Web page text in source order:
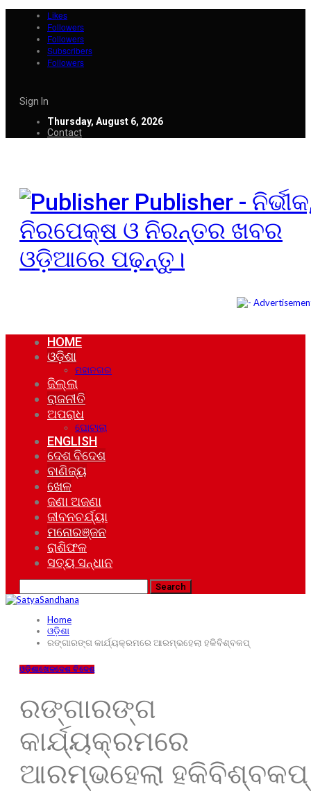
Likes
Followers
Followers
Subscribers
Followers
Sign In
Thursday, August 6, 2026
Contact
Publisher -
ନିରପେକ୍ଷ ଓ ନିରନ୍ତର ଖବର
ଓଡ଼ିଆରେ ପଢ଼ନ୍ତୁ।
HOME
ଓଡ଼ିଶା
ମହାନଗର
ଜିଲ୍ଲା
ରାଜନୀତି
ଅପରାଧ
ଘୋଟାଲା
ENGLISH
ଦେଶ ବିଦେଶ
ବାଣିଜ୍ୟ
ଖେଳ
ଜଣା ଅଜଣା
ଜୀବନଚର୍ଯ୍ୟା
ମନୋରଞ୍ଜନ
ରାଶିଫଳ
ସତ୍ୟ ସନ୍ଧାନ
Home
ଓଡ଼ିଶା
ରଙ୍ଗାରଙ୍ଗ କାର୍ଯ୍ୟକ୍ରମରେ ଆରମ୍ଭହେଲା ହକିବିଶ୍ବକପ୍
ଓଡ଼ିଶାଖେଳଦେଶ ବିଦେଶ
ରଙ୍ଗାରଙ୍ଗ
କାର୍ଯ୍ୟକ୍ରମରେ
ଆରମ୍ଭହେଲା ହକିବିଶ୍ବକପ୍